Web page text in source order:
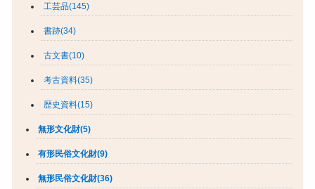
工芸品(145)
書跡(34)
古文書(10)
考古資料(35)
歴史資料(15)
無形文化財(5)
有形民俗文化財(9)
無形民俗文化財(36)